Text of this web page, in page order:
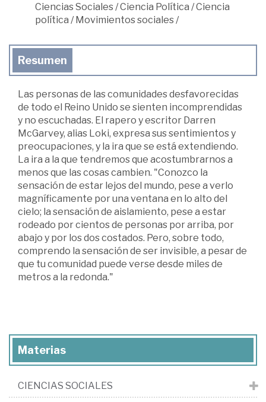
Ciencias Sociales /Ciencia Política /Ciencia
política /Movimientos sociales /
Resumen
Las personas de las comunidades desfavorecidas
de todo el Reino Unido se sienten incomprendidas
y no escuchadas. El rapero y escritor Darren
McGarvey, alias Loki, expresa sus sentimientos y
preocupaciones, y la ira que se está extendiendo.
La ira a la que tendremos que acostumbrarnos a
menos que las cosas cambien. "Conozco la
sensación de estar lejos del mundo, pese a verlo
magníficamente por una ventana en lo alto del
cielo; la sensación de aislamiento, pese a estar
rodeado por cientos de personas por arriba, por
abajo y por los dos costados. Pero, sobre todo,
comprendo la sensación de ser invisible, a pesar de
que tu comunidad puede verse desde miles de
metros a la redonda."
Materias
CIENCIAS SOCIALES